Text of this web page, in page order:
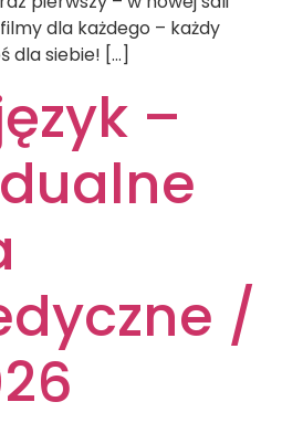
dla każdego – każdy
dla siebie! […]
–
/